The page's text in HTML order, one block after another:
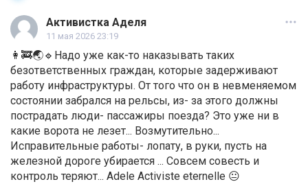
Активистка Аделя
11 мая 2026 23:19
👩‍🚒🌏🔹Надо уже как-то наказывать таких
безответственных граждан, которые задерживают
работу инфраструктуры. От того что он в невменяемом
состоянии забрался на рельсы, из- за этого должны
пострадать люди- пассажиры поезда? Это уже ни в
какие ворота не лезет... Возмутительно...
Исправительные работы- лопату, в руки, пусть на
железной дороге убирается ... Совсем совесть и
контроль теряют... Adele Activiste eternelle 😐